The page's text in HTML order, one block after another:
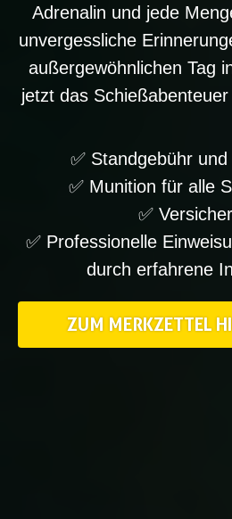
Adrenalin und jede
unvergessliche
außergewöhnlichen Tag
jetzt das
✅ Standgebühr
✅ Munition für alle
✅
✅ Professionelle
durch erfahrene
ZUM MERKZETTEL